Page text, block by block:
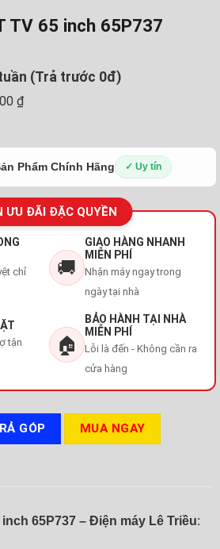
TV 65 inch 65P737
(Trả trước 0đ)
₫
Phẩm Chính Hãng ✓ Uy tín
ƯU ĐÃI ĐẶC QUYỀN
chỉ
🚚
GIAO HÀNG NHANH
MIỄN PHÍ
Nhận máy ngay trong
ngày tại nhà
tận
🏠
BẢO HÀNH TẠI NHÀ
MIỄN PHÍ
Lỗi là đến - Không cần ra
cửa hàng
GÓP MUA NGAY
65P737 – Điện máy Lê Triều: